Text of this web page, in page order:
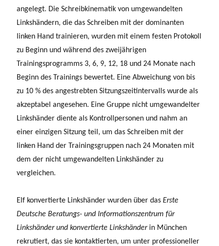
angelegt. Die Schreibkinematik von umgewandelten
Linkshändern, die das Schreiben mit der dominanten
linken Hand trainieren, wurden mit einem festen Protokoll
zu Beginn und während des zweijährigen
Trainingsprogramms 3, 6, 9, 12, 18 und 24 Monate nach
Beginn des Trainings bewertet. Eine Abweichung von bis
zu 10 % des angestrebten Sitzungszeitintervalls wurde als
akzeptabel angesehen. Eine Gruppe nicht umgewandelter
Linkshänder diente als Kontrollpersonen und nahm an
einer einzigen Sitzung teil, um das Schreiben mit der
linken Hand der Trainingsgruppen nach 24 Monaten mit
dem der nicht umgewandelten Linkshänder zu
vergleichen.
Elf konvertierte Linkshänder wurden über dasErste
Deutsche Beratungs- und Informationszentrum für
Linkshänder und konvertierte Linkshänder in München
rekrutiert, das sie kontaktierten, um unter professioneller